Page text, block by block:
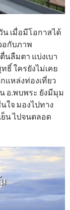
เมื่อมีโอกาสได้
อกับภาพ
ลืมตา แบ่งเบา
ธิ์ ใครยังไม่เคย
แหล่งท่องเที่ยว
อ.พบพระ ยังมีมุม
ใจ มองไปทาง
ย็น ไปจนตลอด